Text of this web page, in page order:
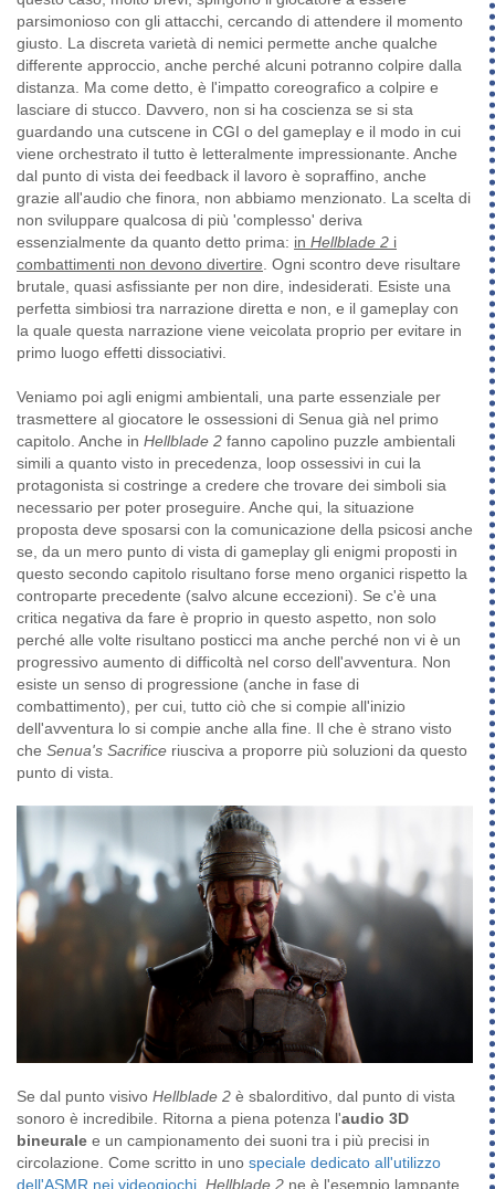
parsimonioso con gli attacchi, cercando di attendere il momento
giusto. La discreta varietà di nemici permette anche qualche
differente approccio, anche perché alcuni potranno colpire dalla
distanza. Ma come detto, è l'impatto coreografico a colpire e
lasciare di stucco. Davvero, non si ha coscienza se si sta
guardando una cutscene in CGI o del gameplay e il modo in cui
viene orchestrato il tutto è letteralmente impressionante. Anche
dal punto di vista dei feedback il lavoro è sopraffino, anche
grazie all'audio che finora, non abbiamo menzionato. La scelta di
non sviluppare qualcosa di più 'complesso' deriva
essenzialmente da quanto detto prima: in Hellblade 2 i
combattimenti non devono divertire. Ogni scontro deve risultare
brutale, quasi asfissiante per non dire, indesiderati. Esiste una
perfetta simbiosi tra narrazione diretta e non, e il gameplay con
la quale questa narrazione viene veicolata proprio per evitare in
primo luogo effetti dissociativi.
Veniamo poi agli enigmi ambientali, una parte essenziale per
trasmettere al giocatore le ossessioni di Senua già nel primo
capitolo. Anche in Hellblade 2 fanno capolino puzzle ambientali
simili a quanto visto in precedenza, loop ossessivi in cui la
protagonista si costringe a credere che trovare dei simboli sia
necessario per poter proseguire. Anche qui, la situazione
proposta deve sposarsi con la comunicazione della psicosi anche
se, da un mero punto di vista di gameplay gli enigmi proposti in
questo secondo capitolo risultano forse meno organici rispetto la
controparte precedente (salvo alcune eccezioni). Se c'è una
critica negativa da fare è proprio in questo aspetto, non solo
perché alle volte risultano posticci ma anche perché non vi è un
progressivo aumento di difficoltà nel corso dell'avventura. Non
esiste un senso di progressione (anche in fase di
combattimento), per cui, tutto ciò che si compie all'inizio
dell'avventura lo si compie anche alla fine. Il che è strano visto
che Senua's Sacrifice riusciva a proporre più soluzioni da questo
punto di vista.
Se dal punto visivo Hellblade 2 è sbalorditivo, dal punto di vista
sonoro è incredibile. Ritorna a piena potenza l'audio 3D
bineurale e un campionamento dei suoni tra i più precisi in
circolazione. Come scritto in uno speciale dedicato all'utilizzo
dell'ASMR nei videogiochi Hellblade 2 ne è l'esempio lampante